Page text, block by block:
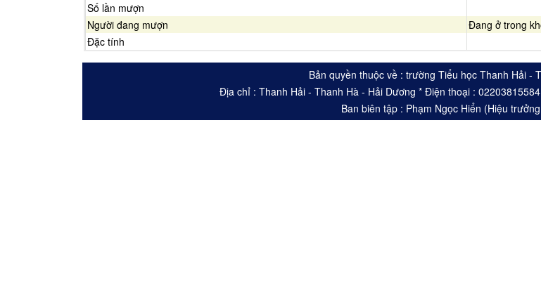
Số lần mượn
Người đang mượn
Đang ở trong
Đặc tính
Bản quyền thuộc về : trường Tiểu học Thanh Hải -
Địa chỉ : Thanh Hải - Thanh Hà - Hải Dương * Điện thoại :
Ban biên tập : Phạm Ngọc Hiển (Hiệu